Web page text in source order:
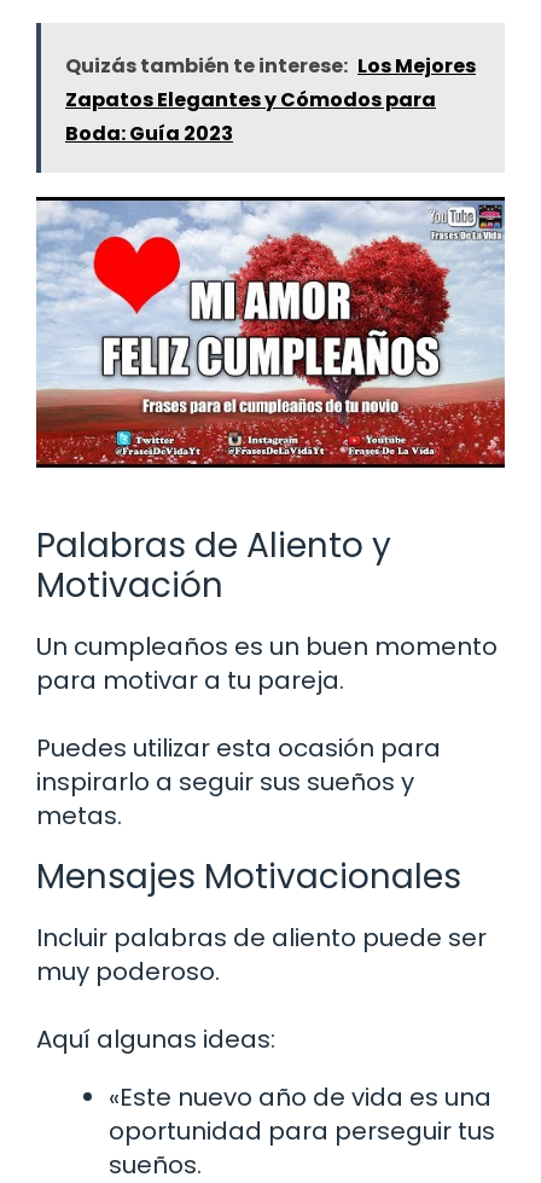
Quizás también te interese: Los Mejores
Zapatos Elegantes y Cómodos para
Boda: Guía 2023
Palabras de Aliento y
Motivación
Un cumpleaños es un buen momento
para motivar a tu pareja.
Puedes utilizar esta ocasión para
inspirarlo a seguir sus sueños y
metas.
Mensajes Motivacionales
Incluir palabras de aliento puede ser
muy poderoso.
Aquí algunas ideas:
«Este nuevo año de vida es una
oportunidad para perseguir tus
sueños.